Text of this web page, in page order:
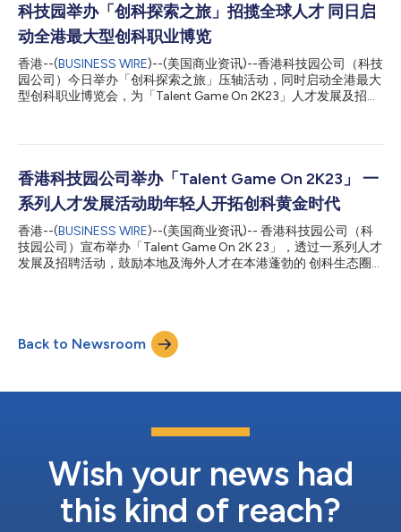
态圈的实力正不断壮大。科技园公司的广阔网络为本地及全球不同
背景的初创提供适切支持，特别是处于最具挑战性的早期及中期阶
段的初创。 科技园公司的Ideation及创科培育计划全年开放申请，
为创业者提供由培训、指导、设施、资金，以至推广及网络的全方
位支持。科技园公司与300 多家企业合作伙伴建立连系，携手推
动共同创造及技术应用，同时亦提供一个拥有超过 1,000位投资者
的创新平台网络 ，此外，香港科技园创投基金（HKSTP Venture
科技园举办「创科探索之旅」招揽全球人才 同日启
动全港最大型创科职业博览
香港--(BUSINESS WIRE)--(美国商业资讯)--香港科技园公司（科技
园公司）今日举办「创科探索之旅」压轴活动，同时启动全港最大
型创科职业博览会，为「Talent Game On 2K23」人才发展及招聘
总监王秀丽女士表示：「随着大型国际活动的回归以及经济渐渐复
科技园公司正放眼全球创科社群，为香港引入更多科技企业及年轻
人才。『创科探索之旅』和『香港创科职业博览2023』为不同背
景和专科的人才提供大量创科就业机会，实现『开创无界』。」
「创科探索之旅」是较早前举行的「职人冒险」在线小游戏的下一
阶段，为参加者带来现场创科体验。活动总共吸引逾500名参加者
亲临香港科学园，开展职涯探索之旅，了解创科行业中适合不同背
景和专科人才的职位，掌握创科就业前景及机遇。 参加者可以与
香港科技园公司举办「Talent Game On 2K23」 一
系列人才发展活动助年轻人开拓创科黄金时代
香港--(BUSINESS WIRE)--(美国商业资讯)-- 香港科技园公司（科
技园公司）宣布举办「Talent Game On 2K 23」，透过一系列人才
发展及招聘活动，鼓励本地及海外人才在本港蓬勃的 创科生态圈
的人才加入创科社群。 香港的创科发展正迈向黄金新时代，为有
志于创科发展的人才创造崭新就业 机遇。 虚拟游戏「职人冒险」
欢迎所有年轻人才、不同背景的大专学生及毕业生参 加。 参加者
机会 争夺终极大奖，前往世界科技圣地—硅谷进行创科 交流。 游
创科世界 ，激发他们的创科思维之余，亦可成为他们发展创科事
业的跳板 。 香港科技园公司人才及人力资源总监王秀丽表示：
园公司透过举办'Talent Game...
Back to Newsroom
Wish your news had
this kind of reach?